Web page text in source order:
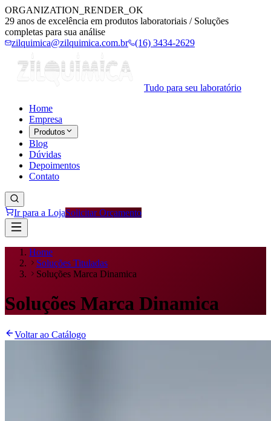
ORGANIZATION_RENDER_OK
29 anos de excelência em produtos laboratoriais / Soluções
completas para sua análise
zilquimica@zilquimica.com.br
(16) 3434-2629
Tudo para seu laboratório
Home
Empresa
Produtos
Blog
Dúvidas
Depoimentos
Contato
Ir para a LojaSolicitar Orçamento
Home
Soluções Tituladas
Soluções Marca Dinamica
Soluções Marca Dinamica
Voltar ao Catálogo